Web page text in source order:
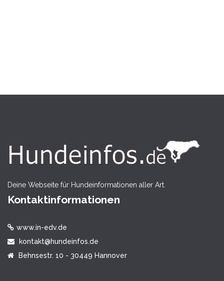
Deine Webseite für Hundeinformationen aller Art.
Kontaktinformationen
www.in-edv.de
kontakt@hundeinfos.de
Behnsestr. 10 - 30449 Hannover